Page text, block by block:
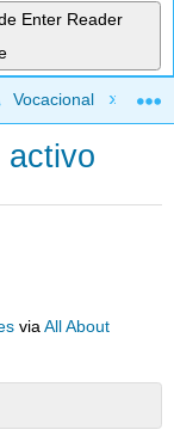
Enter Reader
global
Vocacional
activo
viaAll About